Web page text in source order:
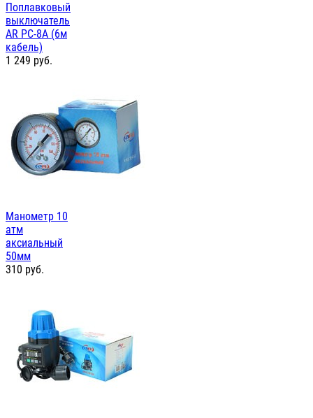
Поплавковый
выключатель
AR PC-8A (6м
кабель)
1 249 руб.
Манометр 10
атм
аксиальный
50мм
310 руб.